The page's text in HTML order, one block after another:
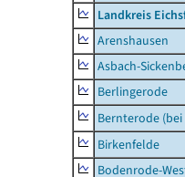
Landkreis
Arenshausen
Asbach-
Berlingerode
Bernterode
Birkenfelde
Bodenrode-